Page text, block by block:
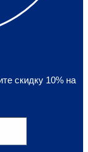
скидку 10% на